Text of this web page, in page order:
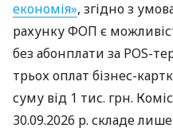
економія», згідно з
рахунку ФОП є
без абонплати за POS-
трьох оплат бізнес-
суму від 1 тис. грн.
30.09.2026 р. складе лише